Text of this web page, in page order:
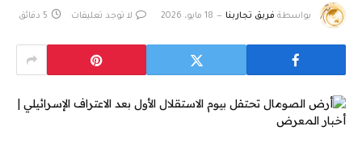
بواسطة فريق تجاربنا 18 مايو، 2026 لا توجد تعليقات 5 دقائق